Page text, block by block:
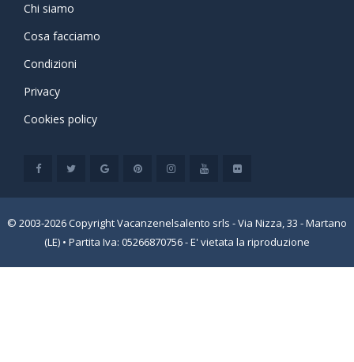
Chi siamo
Cosa facciamo
Condizioni
Privacy
Cookies policy
© 2003-2026 Copyright Vacanzenelsalento srls - Via Nizza, 33 - Martano
(LE) • Partita Iva: 05266870756 - E' vietata la riproduzione